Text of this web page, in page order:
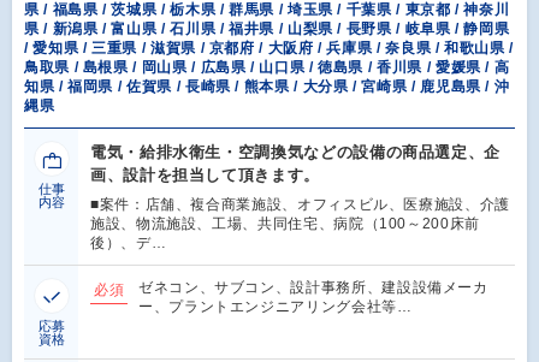
県 / 福島県 / 茨城県 / 栃木県 / 群馬県 / 埼玉県 / 千葉県 / 東京都 / 神奈川
県 / 新潟県 / 富山県 / 石川県 / 福井県 / 山梨県 / 長野県 / 岐阜県 / 静岡県
/ 愛知県 / 三重県 / 滋賀県 / 京都府 / 大阪府 / 兵庫県 / 奈良県 / 和歌山県 /
鳥取県 / 島根県 / 岡山県 / 広島県 / 山口県 / 徳島県 / 香川県 / 愛媛県 / 高
知県 / 福岡県 / 佐賀県 / 長崎県 / 熊本県 / 大分県 / 宮崎県 / 鹿児島県 / 沖
縄県
仕事
内容
電気・給排水衛生・空調換気などの設備の商品選定、企
画、設計を担当して頂きます。
■案件：店舗、複合商業施設、オフィスビル、医療施設、介護
施設、物流施設、工場、共同住宅、病院（100～200床前
後）、デ…
応募
資格
必須
ゼネコン、サブコン、設計事務所、建設設備メーカ
ー、プラントエンジニアリング会社等…